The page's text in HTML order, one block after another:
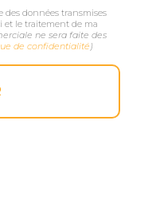
des données transmises
et le traitement de ma
ne sera faite des
de confidentialité )